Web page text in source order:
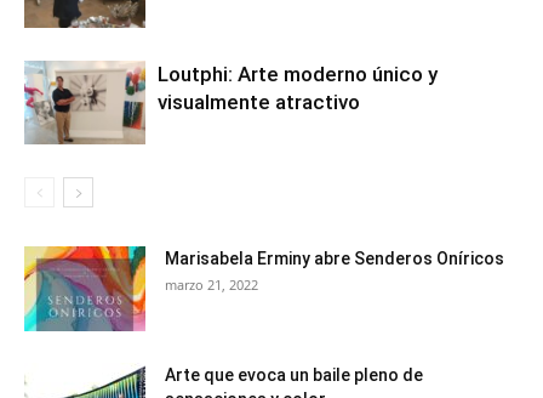
Loutphi: Arte moderno único y
visualmente atractivo
Marisabela Erminy abre Senderos Oníricos
marzo 21, 2022
Arte que evoca un baile pleno de